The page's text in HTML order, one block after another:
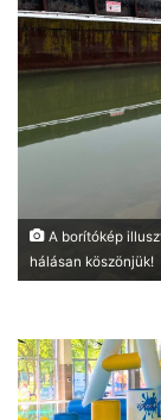
A borítókép
hálásan köszönjük!